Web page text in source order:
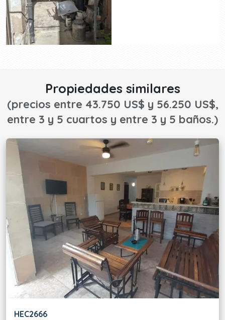
Propiedades similares
(precios entre 43.750 US$ y 56.250 US$,
entre 3 y 5 cuartos y entre 3 y 5 baños.)
HEC2666